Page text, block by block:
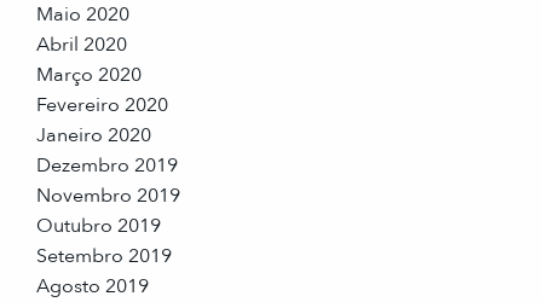
Maio 2020
Abril 2020
Março 2020
Fevereiro 2020
Janeiro 2020
Dezembro 2019
Novembro 2019
Outubro 2019
Setembro 2019
Agosto 2019